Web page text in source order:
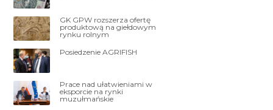
GK GPW rozszerza ofertę
produktową na giełdowym
rynku rolnym
Posiedzenie AGRIFISH
Prace nad ułatwieniami w
eksporcie na rynki
muzułmańskie